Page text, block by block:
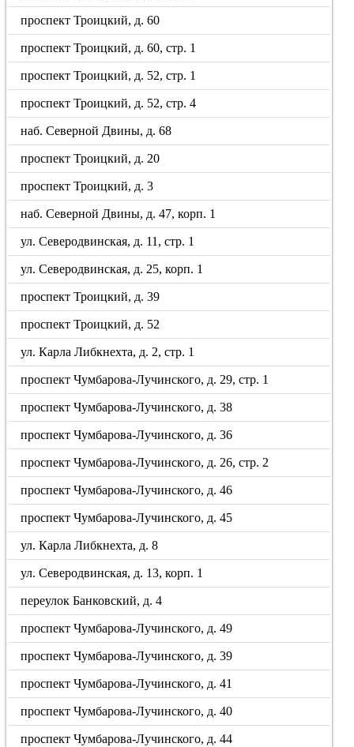
проспект Троицкий, д. 60
проспект Троицкий, д. 60, стр. 1
проспект Троицкий, д. 52, стр. 1
проспект Троицкий, д. 52, стр. 4
наб. Северной Двины, д. 68
проспект Троицкий, д. 20
проспект Троицкий, д. 3
наб. Северной Двины, д. 47, корп. 1
ул. Северодвинская, д. 11, стр. 1
ул. Северодвинская, д. 25, корп. 1
проспект Троицкий, д. 39
проспект Троицкий, д. 52
ул. Карла Либкнехта, д. 2, стр. 1
проспект Чумбарова-Лучинского, д. 29, стр. 1
проспект Чумбарова-Лучинского, д. 38
проспект Чумбарова-Лучинского, д. 36
проспект Чумбарова-Лучинского, д. 26, стр. 2
проспект Чумбарова-Лучинского, д. 46
проспект Чумбарова-Лучинского, д. 45
ул. Карла Либкнехта, д. 8
ул. Северодвинская, д. 13, корп. 1
переулок Банковский, д. 4
проспект Чумбарова-Лучинского, д. 49
проспект Чумбарова-Лучинского, д. 39
проспект Чумбарова-Лучинского, д. 41
проспект Чумбарова-Лучинского, д. 40
проспект Чумбарова-Лучинского, д. 44